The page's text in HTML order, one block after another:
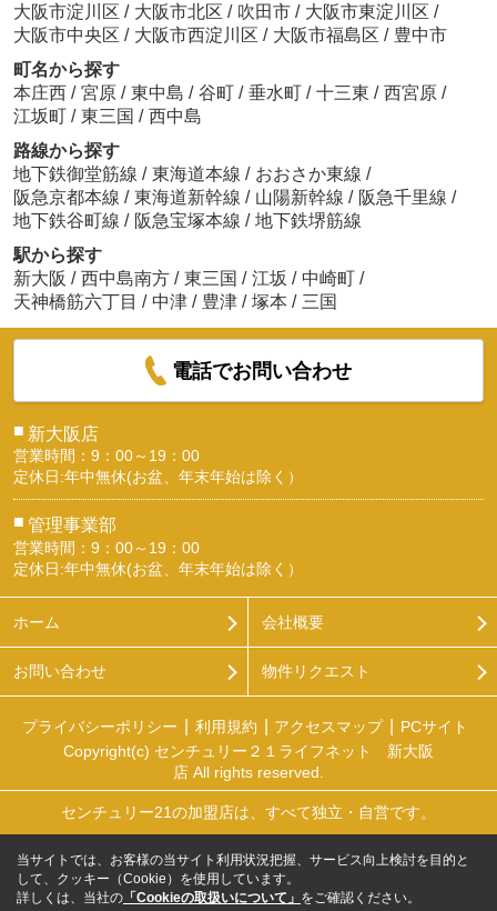
大阪市淀川区 / 大阪市北区 / 吹田市 / 大阪市東淀川区 /
大阪市中央区 / 大阪市西淀川区 / 大阪市福島区 / 豊中市
町名から探す
本庄西 / 宮原 / 東中島 / 谷町 / 垂水町 / 十三東 / 西宮原 /
江坂町 / 東三国 / 西中島
路線から探す
地下鉄御堂筋線 / 東海道本線 / おおさか東線 /
阪急京都本線 / 東海道新幹線 / 山陽新幹線 / 阪急千里線 /
地下鉄谷町線 / 阪急宝塚本線 / 地下鉄堺筋線
駅から探す
新大阪 / 西中島南方 / 東三国 / 江坂 / 中崎町 /
天神橋筋六丁目 / 中津 / 豊津 / 塚本 / 三国
電話でお問い合わせ
■ 新大阪店
営業時間：9：00～19：00
定休日:年中無休(お盆、年末年始は除く）
■ 管理事業部
営業時間：9：00～19：00
定休日:年中無休(お盆、年末年始は除く）
ホーム 会社概要
お問い合わせ 物件リクエスト
プライバシーポリシー 利用規約 アクセスマップ
PCサイト
Copyright(c) センチュリー２１ライフネット 新大阪
店 All rights reserved.
センチュリー21の加盟店は、すべて独立・自営です。
当サイトでは、お客様の当サイト利用状況把握、サービス向上検討を目的と
して、クッキー（Cookie）を使用しています。
詳しくは、当社の 「Cookieの取扱いについて」 をご確認ください。